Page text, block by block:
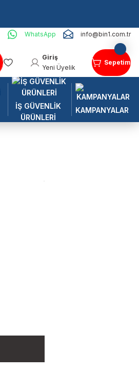
WhatsApp info@bin1.com.tr
Giriş
Yeni Üyelik
Sepetim
İŞ GÜVENLİK
ÜRÜNLERİ
KAMPANYALAR